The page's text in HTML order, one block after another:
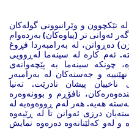
و وێرانبوونی گولەکان
ئەوانی تر (پیاوەکان) بەردەوام
لە بەرامبەردا فڕوغ
ئەم کارە لە سینەما له‌ڕوویی
چونکە سینەما بە پێچەوانەی
و جەستەکان لە بەرامبەر
ناخییان پیشان نادرێت. تەنیا
نافۆڕم و بوونەوەرە
هەیە. هەر لەم ڕووەوەیە لە
درزی ئەوانن تا لە ڕێیەوە
و لەو کەلێنانەوە دەرەوە نمایش